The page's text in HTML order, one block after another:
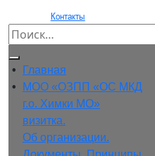
Контакты
Кнопка
Открыть
•
Главная
•
МОО «ОЗПП «ОС МКД
г.о. Химки МО»
визитка.
Об организации.